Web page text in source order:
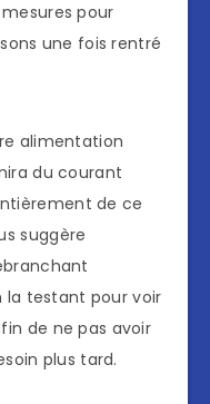
pour
une fois rentré
alimentation
du courant
de ce
suggère
la testant pour voir
de ne pas avoir
plus tard.